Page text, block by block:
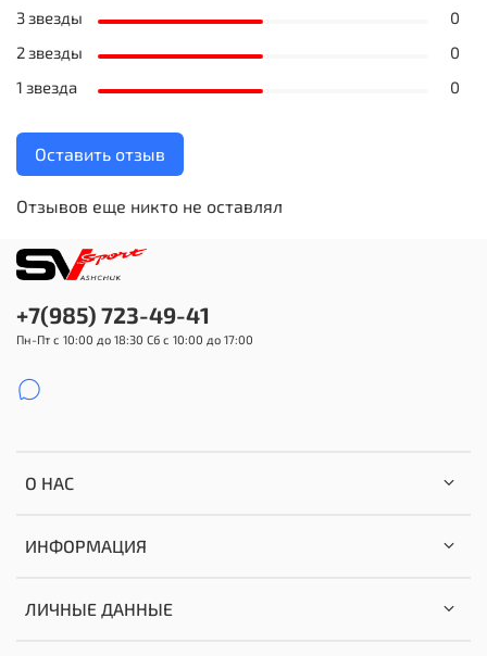
Отзывов еще никто не оставлял
3 звезды
0
2 звезды
0
1 звезда
0
Оставить отзыв
О НАС
ИНФОРМАЦИЯ
ЛИЧНЫЕ ДАННЫЕ
+7(985) 723-49-41
Пн-Пт с 10:00 до 18:30 Сб с 10:00 до 17:00